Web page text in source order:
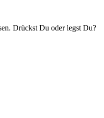
Drückst Du oder legst Du?